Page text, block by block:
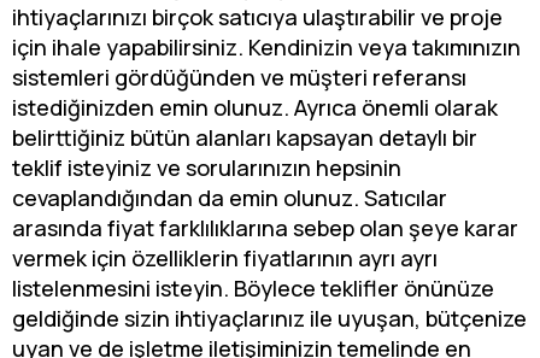
ihtiyaçlarınızı birçok satıcıya ulaştırabilir ve proje
için ihale yapabilirsiniz. Kendinizin veya takımınızın
sistemleri gördüğünden ve müşteri referansı
istediğinizden emin olunuz. Ayrıca önemli olarak
belirttiğiniz bütün alanları kapsayan detaylı bir
teklif isteyiniz ve sorularınızın hepsinin
cevaplandığından da emin olunuz. Satıcılar
arasında fiyat farklılıklarına sebep olan şeye karar
vermek için özelliklerin fiyatlarının ayrı ayrı
listelenmesini isteyin. Böylece teklifler önünüze
geldiğinde sizin ihtiyaçlarınız ile uyuşan, bütçenize
uyan ve de işletme iletişiminizin temelinde en